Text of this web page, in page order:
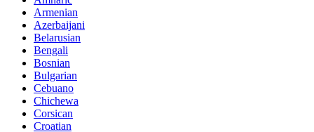
Armenian
Azerbaijani
Belarusian
Bengali
Bosnian
Bulgarian
Cebuano
Chichewa
Corsican
Croatian